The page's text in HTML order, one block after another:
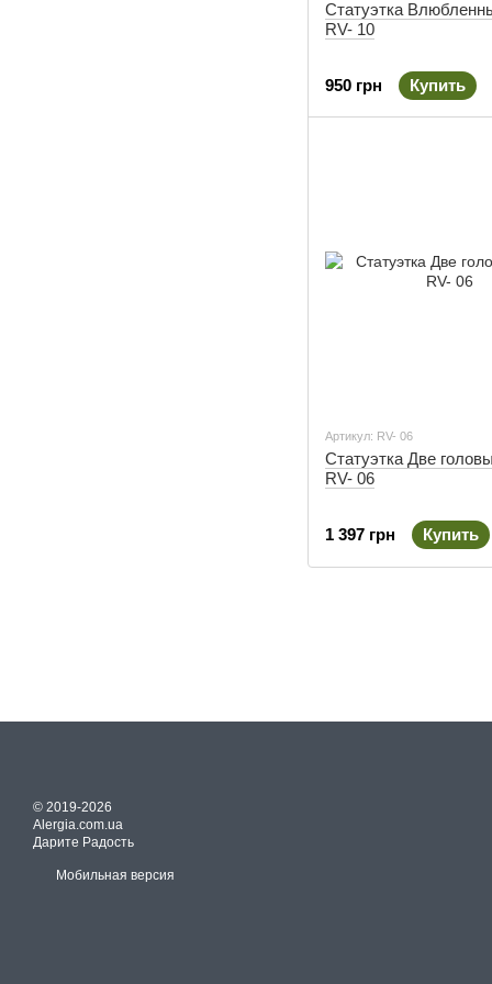
Статуэтка
RV- 10
950 грн Купить
Артикул: RV- 06
Статуэтка Две
RV- 06
1 397 грн Купить
© 2019-2026
Alergia.com.ua
Дарите Радость
Мобильная версия